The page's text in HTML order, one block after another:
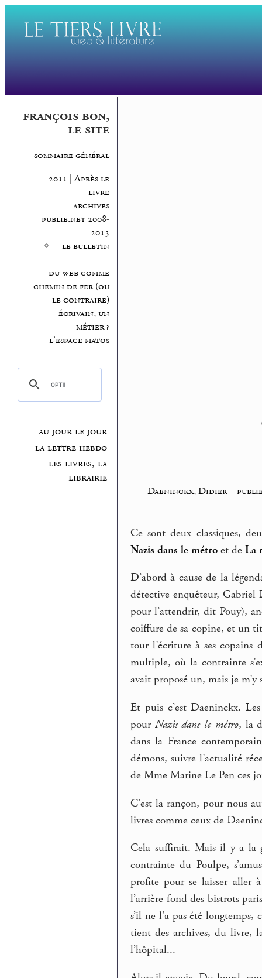
françois bon,
le site
sommaire général
2011 | Après le
livre
archives
publie.net 2008-
2013
le bulletin
du web comme
chemin de fer (ou
le contraire)
écrivain, un
métier ?
l’espace matos
au jour le jour
la lettre hebdo
les livres, la
librairie
Daeninckx, Didier
Ce sont deux classiques,
Nazis dans le métro et deLa
D’abord à cause de la
détective enquêteur, Gabriel
pour l’attendrir, dit Pouy),
coiffure de sa copine, et un
tour l’écriture à ses
multiple, où la contrainte
avait proposé un, mais je m’y
Et puis c’est Daeninckx.
pour Nazis dans le métro, la
dans la France
démons, suivre l’actualité
de Mme Marine Le Pen ces
C’est la rançon, pour nous
livres comme ceux de
Cela suffirait. Mais il y a la
contrainte du Poulpe,
profite pour se laisser aller
l’arrière-fond des bistrots
s’il ne l’a pas été
tient des archives, du livre,
l’hôpital...